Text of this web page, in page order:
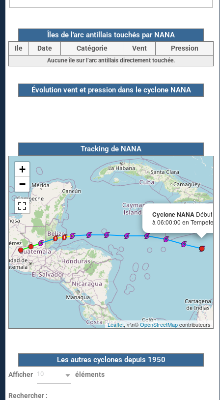
Îles de l'arc antillais touchés par NANA
Ile Date Catégorie Vent Pression
Aucune île sur l’arc antillais directement touchée.
Évolution vent et pression dans le cyclone NANA
Tracking de NANA
Cyclone NANA Début
à 06:00:00 en Tempete
+
−
Leaflet, \r\n©OpenStreetMapcontributeurs
Les autres cyclones depuis 1950
Afficher 10 éléments
Rechercher :